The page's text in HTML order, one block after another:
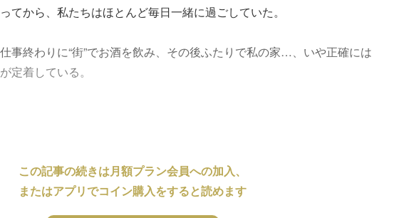
てから、私たちはほとんど毎日一緒に過ごしていた。
事終わりに“街”でお酒を飲み、その後ふたりで私の家…、いや正確には
定着している。
この記事の続きは月額プラン会員への加入、
またはアプリでコイン購入をすると読めます